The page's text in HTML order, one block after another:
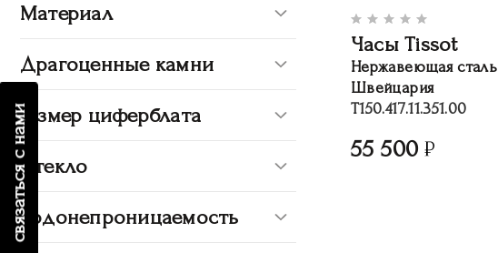
связаться с нами
Материал
Драгоценные камни
Размер циферблата
Стекло
Водонепроницаемость
Часы Tissot
Нержавеющая сталь
Швейцария
T150.417.11.351.00
55 500